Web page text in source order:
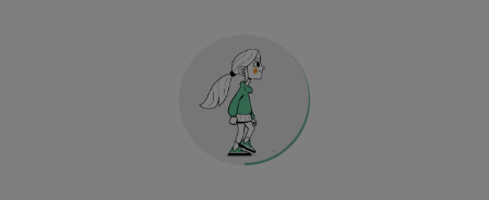
ÉTIQUETTES POUR OBJETS
MATERNELLE & ÉCOLE